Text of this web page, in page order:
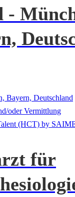
-
Bayern, Deutschland
oder Vermittlung
für